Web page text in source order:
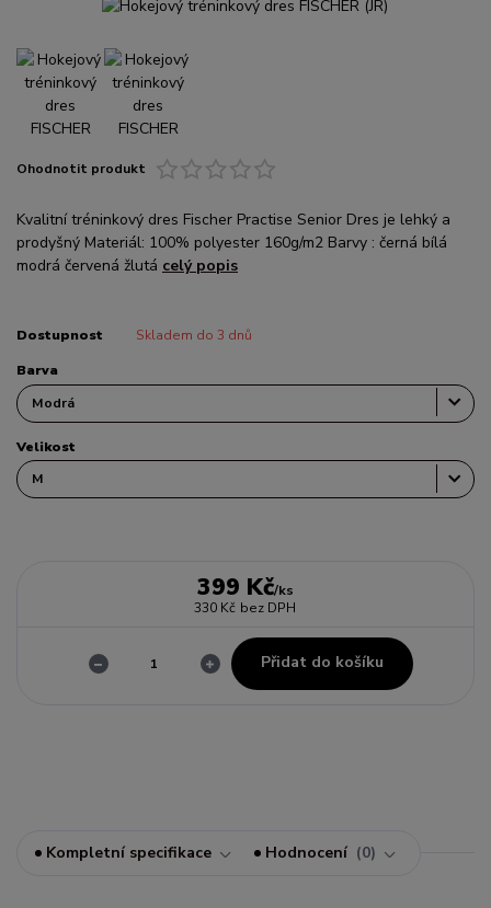
Ohodnotit produkt
Kvalitní tréninkový dres Fischer Practise Senior Dres je lehký a
prodyšný Materiál: 100% polyester 160g/m2 Barvy : černá bílá
modrá červená žlutá celý popis
Dostupnost Skladem do 3 dnů
Barva
Velikost
399 Kč/ks
330 Kč bez DPH
Přidat do košíku
Kompletní specifikace Hodnocení 0